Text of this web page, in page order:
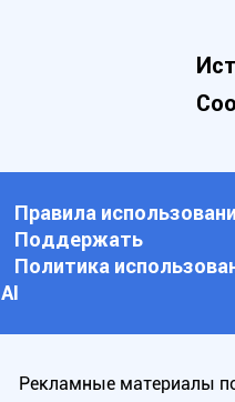
Правила
Поддержать
Политика
АI
Рекламные материалы